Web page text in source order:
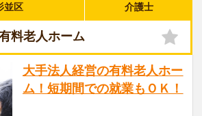
並区 介護士
料老人ホーム
大手法人経営の有料老人ホー
ム！短期間での就業もＯＫ！